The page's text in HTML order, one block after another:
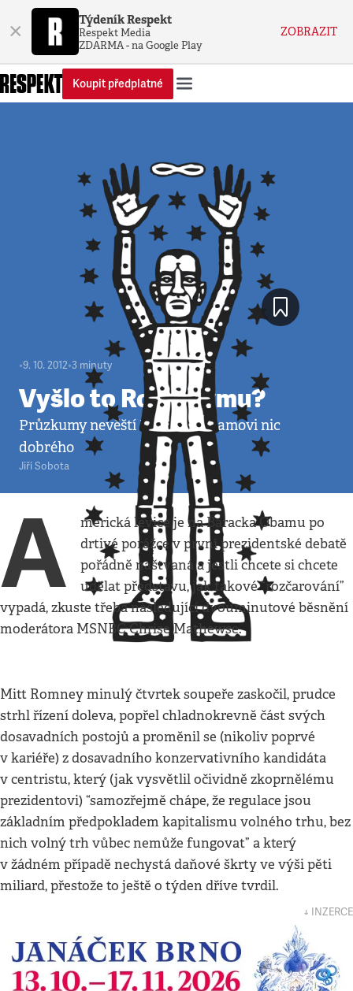
× Týdeník Respekt
Respekt Media
ZDARMA - na Google Play
ZOBRAZIT
Koupit předplatné
•9. 10. 2012•3 minuty
Vyšlo to Romneymu?
Průzkumy nevěští Baracku Obamovi nic
dobrého
Jiří Sobota
A
merická levice je na Baracka Obamu po
drtivé porážce v první prezidentské debatě
pořádně naštvaná a jestli chcete si chcete
udělat představu, jak takové “rozčarování”
vypadá, zkuste třeba následující dvouminutové běsnění
moderátora MSNBC Chrise Mathewse.
Mitt Romney minulý čtvrtek soupeře zaskočil, prudce
strhl řízení doleva, popřel chladnokrevně část svých
dosavadních postojů a proměnil se (nikoliv poprvé
v kariéře) z dosavadního konzervativního kandidáta
v centristu, který (jak vysvětlil očividně zkoprnělému
prezidentovi) “samozřejmě chápe, že regulace jsou
základním předpokladem kapitalismu volného trhu, bez
nich volný trh vůbec nemůže fungovat” a který
v žádném případě nechystá daňové škrty ve výši pěti
miliard, přestože to ještě o týden dříve tvrdil.
↓ INZERCE